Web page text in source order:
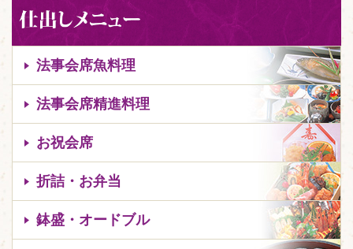
法事会席魚料理
法事会席精進料理
お祝会席
折詰・お弁当
鉢盛・オードブル